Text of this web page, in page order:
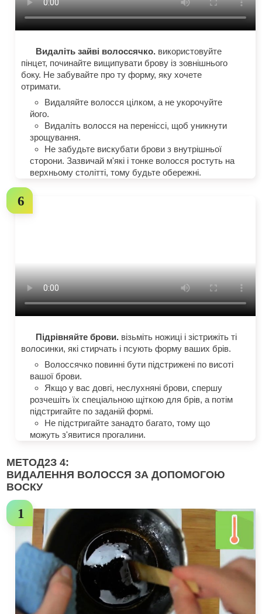
Видаліть зайві волоссячко. використовуйте
пінцет, починайте вищипувати брову із зовнішнього
боку. Не забувайте про ту форму, яку хочете
отримати.
Видаляйте волосся цілком, а не укорочуйте
його.
Видаліть волосся на переніссі, щоб уникнути
зрощування.
Не забудьте вискубати брови з внутрішньої
сторони. Зазвичай м'які і тонке волосся ростуть на
верхньому столітті, тому будьте обережні.
Підрівняйте брови. візьміть ножиці і зістрижіть ті
волосинки, які стирчать і псують форму ваших брів.
Волоссячко повинні бути підстрижені по висоті
вашої брови.
Якщо у вас довгі, неслухняні брови, спершу
розчешіть їх спеціальною щіткою для брів, а потім
підстригайте по заданій формі.
Не підстригайте занадто багато, тому що
можуть з'явитися прогалини.
МЕТОД2З 4:
ВИДАЛЕННЯ ВОЛОССЯ ЗА ДОПОМОГОЮ
ВОСКУ